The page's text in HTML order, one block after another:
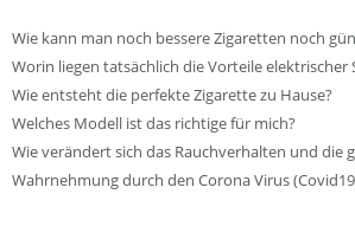
Wie kann man noch bessere Zigaretten noch
Worin liegen tatsächlich die Vorteile elektrischer
Wie entsteht die perfekte Zigarette zu Hause?
Welches Modell ist das richtige für mich?
Wie verändert sich das Rauchverhalten und die
Wahrnehmung durch den Corona Virus